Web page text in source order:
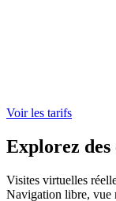
Voir les tarifs
Explorez des
Visites virtuelles
Navigation libre, vue